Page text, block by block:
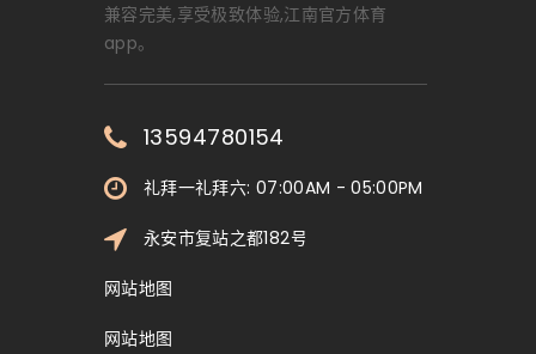
兼容完美,享受极致体验,江南官方体育
app。
13594780154
礼拜一礼拜六: 07:00AM - 05:00PM
永安市复站之都182号
网站地图
网站地图